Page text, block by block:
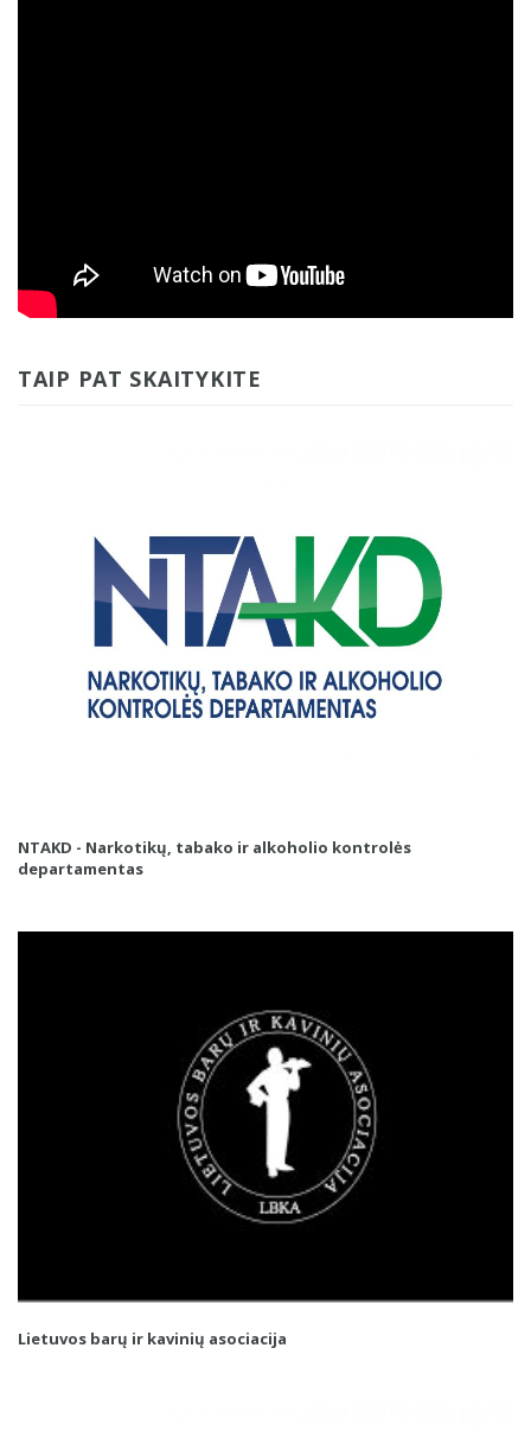
TAIP PAT SKAITYKITE
NTAKD - Narkotikų, tabako ir alkoholio kontrolės
departamentas
Lietuvos barų ir kavinių asociacija